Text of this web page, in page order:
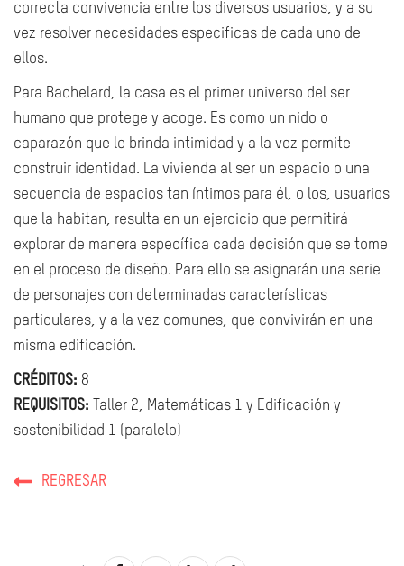
correcta convivencia entre los diversos usuarios, y a su
vez resolver necesidades especificas de cada uno de
ellos.
Para Bachelard, la casa es el primer universo del ser
humano que protege y acoge. Es como un nido o
caparazón que le brinda intimidad y a la vez permite
construir identidad. La vivienda al ser un espacio o una
secuencia de espacios tan íntimos para él, o los, usuarios
que la habitan, resulta en un ejercicio que permitirá
explorar de manera específica cada decisión que se tome
en el proceso de diseño. Para ello se asignarán una serie
de personajes con determinadas características
particulares, y a la vez comunes, que convivirán en una
misma edificación.
CRÉDITOS: 8
REQUISITOS: Taller 2, Matemáticas 1 y Edificación y
sostenibilidad 1 (paralelo)
REGRESAR